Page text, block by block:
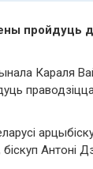
пройдуць
Караля
Антоні